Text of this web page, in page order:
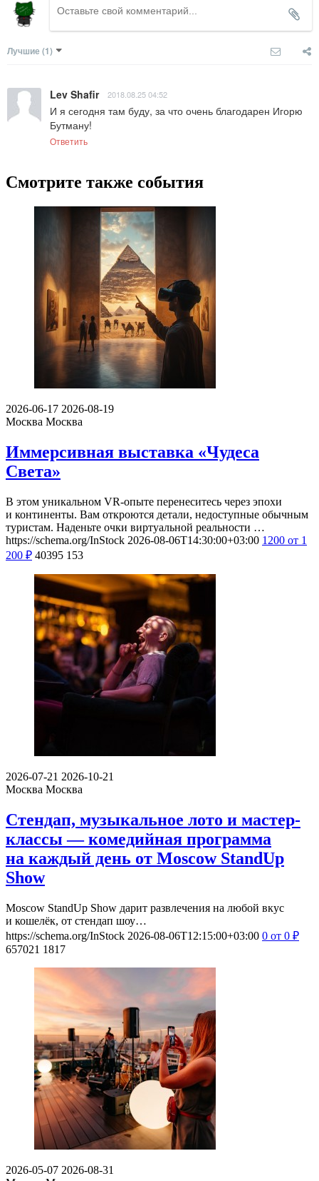
Лучшие (1)
Lev Shafir 2018.08.25 04:52
И я сегодня там буду, за что очень благодарен Игорю
Бутману!
Ответить
Смотрите также события
2026-06-17 2026-08-19
Москва Москва
Иммерсивная выставка «Чудеса
Света»
В этом уникальном VR-опыте перенеситесь через эпохи
и континенты. Вам откроются детали, недоступные обычным
туристам. Наденьте очки виртуальной реальности …
https://schema.org/InStock 2026-08-06T14:30:00+03:00 1200 от 1
200 ₽ 40395 153
2026-07-21 2026-10-21
Москва Москва
Стендап, музыкальное лото и мастер-
классы — комедийная программа
на каждый день от Moscow StandUp
Show
Moscow StandUp Show дарит развлечения на любой вкус
и кошелёк, от стендап шоу…
https://schema.org/InStock 2026-08-06T12:15:00+03:00 0 от 0 ₽
657021 1817
2026-05-07 2026-08-31